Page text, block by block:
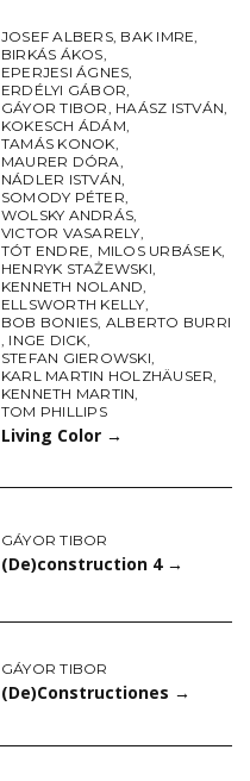
JOSEF ALBERS, BAK IMRE,
BIRKÁS ÁKOS,
EPERJESI ÁGNES,
ERDÉLYI GÁBOR,
GÁYOR TIBOR, HAÁSZ ISTVÁN,
KOKESCH ÁDÁM,
TAMÁS KONOK,
MAURER DÓRA,
NÁDLER ISTVÁN,
SOMODY PÉTER,
WOLSKY ANDRÁS,
VICTOR VASARELY,
TÓT ENDRE, MILOS URBÁSEK,
HENRYK STAŻEWSKI,
KENNETH NOLAND,
ELLSWORTH KELLY,
BOB BONIES, ALBERTO BURRI
, INGE DICK,
STEFAN GIEROWSKI,
KARL MARTIN HOLZHÄUSER,
KENNETH MARTIN,
TOM PHILLIPS
Living Color →
GÁYOR TIBOR
(De)construction 4 →
GÁYOR TIBOR
(De)Constructiones →